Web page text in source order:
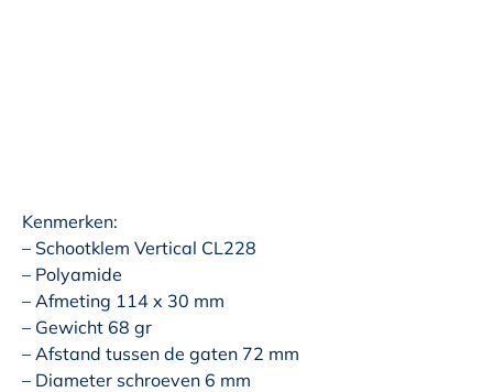
Kenmerken:
– Schootklem Vertical CL228
– Polyamide
– Afmeting 114 x 30 mm
– Gewicht 68 gr
– Afstand tussen de gaten 72 mm
– Diameter schroeven 6 mm